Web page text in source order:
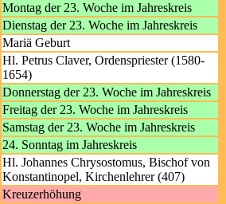
Montag der 23. Woche im Jahreskreis
Dienstag der 23. Woche im Jahreskreis
Mariä Geburt
Hl. Petrus Claver, Ordenspriester (1580-
1654)
Donnerstag der 23. Woche im Jahreskreis
Freitag der 23. Woche im Jahreskreis
Samstag der 23. Woche im Jahreskreis
24. Sonntag im Jahreskreis
Hl. Johannes Chrysostomus, Bischof von
Konstantinopel, Kirchenlehrer (407)
Kreuzerhöhung